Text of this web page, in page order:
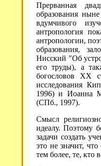
Прерванная
образования
вдумчивого
антропология
антропологии,
образования,
Нисский "Об
его труды), а
богословов ХХ
исследования
1996) и Иоанна
(СПб., 1997).
Смысл
идеалу. Поэтому
задачи создать
это не значит,
тем более, те, кто